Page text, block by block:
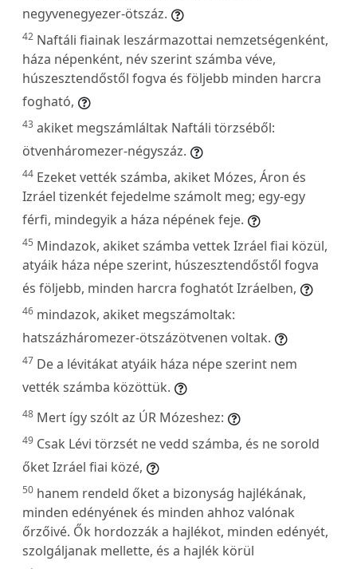
negyvenegyezer-ötszáz.
42 Naftáli fiainak leszármazottai nemzetségenként,
háza népenként, név szerint számba véve,
húszesztendőstől fogva és följebb minden harcra
fogható,
43 akiket megszámláltak Naftáli törzséből:
ötvenháromezer-négyszáz.
44 Ezeket vették számba, akiket Mózes, Áron és
Izráel tizenkét fejedelme számolt meg; egy-egy
férfi, mindegyik a háza népének feje.
45 Mindazok, akiket számba vettek Izráel fiai közül,
atyáik háza népe szerint, húszesztendőstől fogva
és följebb, minden harcra foghatót Izráelben,
46 mindazok, akiket megszámoltak:
hatszázháromezer-ötszázötvenen voltak.
47 De a lévitákat atyáik háza népe szerint nem
vették számba közöttük.
48 Mert így szólt az ÚR Mózeshez:
49 Csak Lévi törzsét ne vedd számba, és ne sorold
őket Izráel fiai közé,
50 hanem rendeld őket a bizonyság hajlékának,
minden edényének és minden ahhoz valónak
őrzőivé. Ők hordozzák a hajlékot, minden edényét,
szolgáljanak mellette, és a hajlék körül